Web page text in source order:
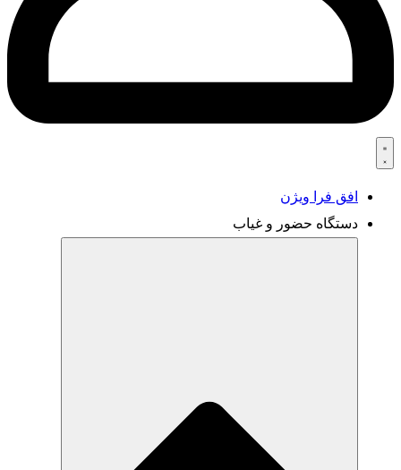
افق فرا ویژن
دستگاه حضور و غیاب